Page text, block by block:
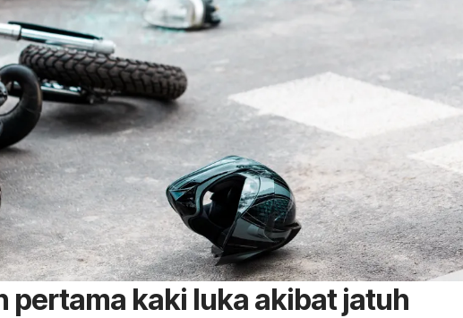
pertama kaki luka akibat jatuh